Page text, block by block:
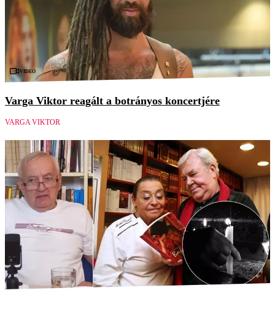
Videó
Varga Viktor reagált a botrányos koncertjére
VARGA VIKTOR